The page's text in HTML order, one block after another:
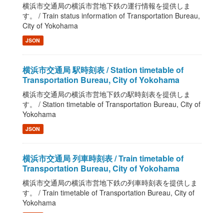
横浜市交通局の横浜市営地下鉄の運行情報を提供しま
す。 / Train status information of Transportation Bureau,
City of Yokohama
JSON
横浜市交通局 駅時刻表 / Station timetable of
Transportation Bureau, City of Yokohama
横浜市交通局の横浜市営地下鉄の駅時刻表を提供しま
す。 / Station timetable of Transportation Bureau, City of
Yokohama
JSON
横浜市交通局 列車時刻表 / Train timetable of
Transportation Bureau, City of Yokohama
横浜市交通局の横浜市営地下鉄の列車時刻表を提供しま
す。 / Train timetable of Transportation Bureau, City of
Yokohama